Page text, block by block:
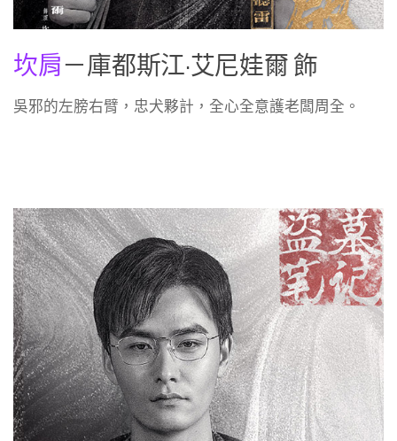
坎肩－庫都斯江·艾尼娃爾 飾
吳邪的左膀右臂，忠犬夥計，全心全意護老闆周全。